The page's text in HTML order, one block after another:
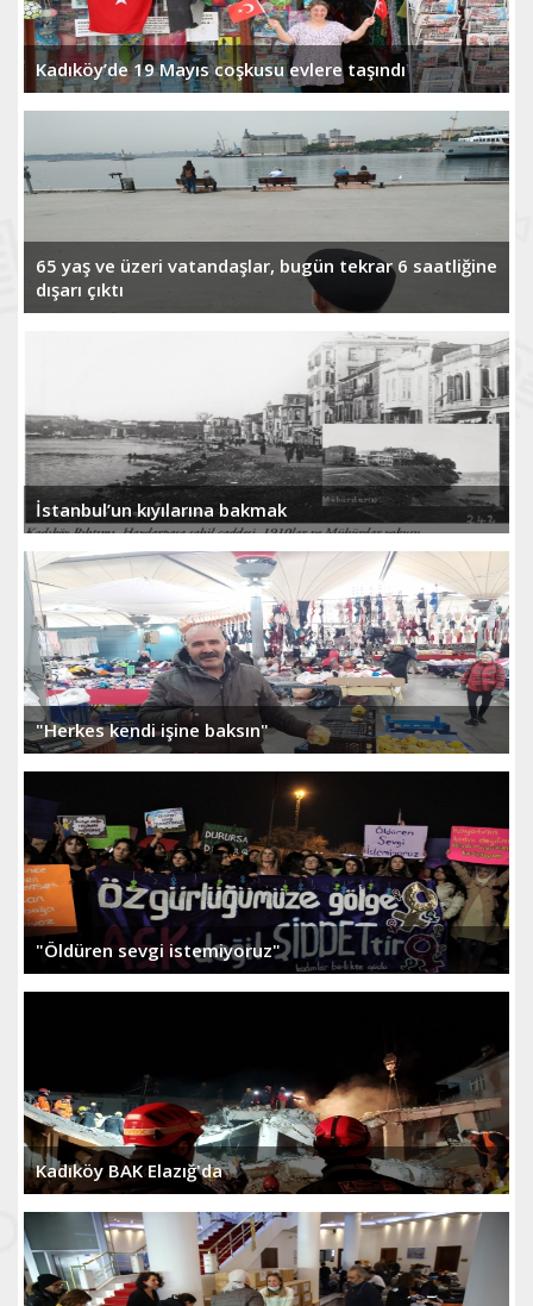
Kadıköy’de 19 Mayıs coşkusu evlere taşındı
65 yaş ve üzeri vatandaşlar, bugün tekrar 6 saatliğine
dışarı çıktı
İstanbul’un kıyılarına bakmak
"Herkes kendi işine baksın"
"Öldüren sevgi istemiyoruz"
Kadıköy BAK Elazığ'da